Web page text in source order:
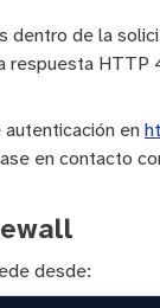
de la
autenticación en
en contacto
desde: